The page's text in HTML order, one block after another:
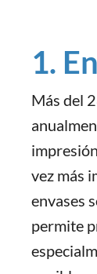
1.
Más del
vez más
envases
permite